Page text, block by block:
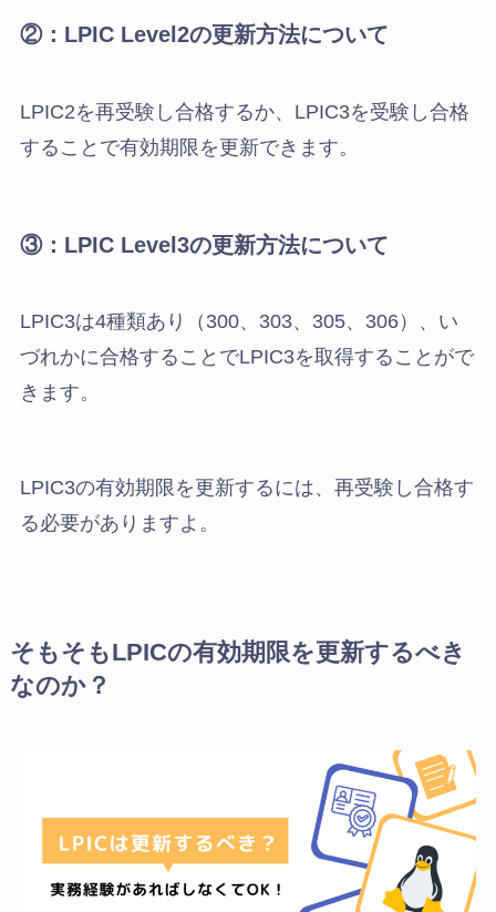
②：LPIC Level2の更新方法について
LPIC2を再受験し合格するか、LPIC3を受験し合格
することで有効期限を更新できます。
③：LPIC Level3の更新方法について
LPIC3は4種類あり（300、303、305、306）、い
づれかに合格することでLPIC3を取得することがで
きます。
LPIC3の有効期限を更新するには、再受験し合格す
る必要がありますよ。
そもそもLPICの有効期限を更新するべき
なのか？